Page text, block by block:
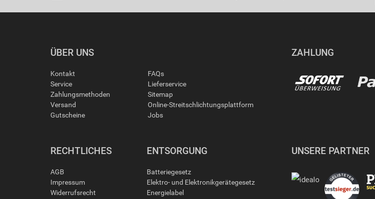
ÜBER UNS
Kontakt
Service
Zahlungsmethoden
Versand
Gutscheine
FAQs
Lieferservice
Sitemap
Online-Streitschlichtungsplattform
Jobs
ZAHLUNG
RECHTLICHES
AGB
Impressum
Widerrufsrecht
ENTSORGUNG
Batteriegesetz
Elektro- und Elektronikgerätegesetz
Energielabel
UNSERE PARTNER